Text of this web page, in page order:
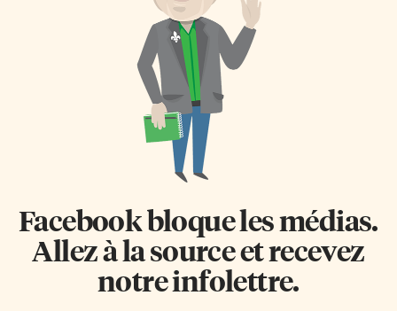
Facebook bloque les médias.
Allez à la source et recevez
notre infolettre.